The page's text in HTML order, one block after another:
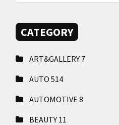
CATEGORY
ART&GALLERY 7
AUTO514
AUTOMOTIVE8
BEAUTY 11